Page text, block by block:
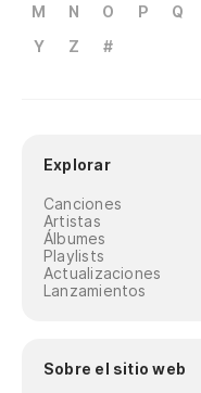
M
N O P Q
Y
Z #
Explorar
Canciones
Artistas
Álbumes
Playlists
Actualizaciones
Lanzamientos
Sobre el sitio web